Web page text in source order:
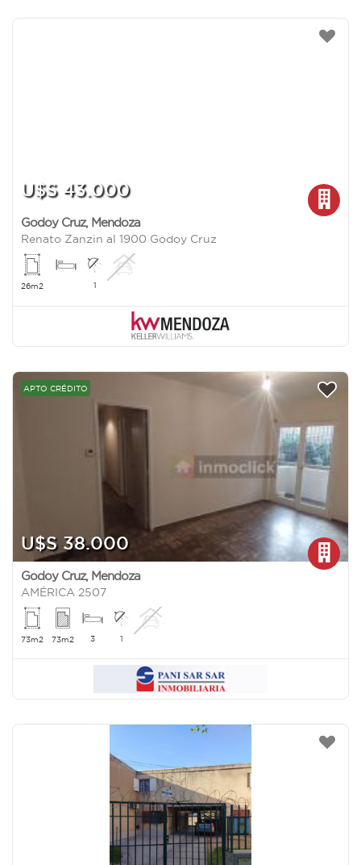
U$S 43.000
Godoy Cruz, Mendoza
Renato Zanzin al 1900 Godoy Cruz
26m2 1
APTO CRÉDITO
U$S 38.000
Godoy Cruz, Mendoza
AMÉRICA 2507
73m2 73m2 3 1